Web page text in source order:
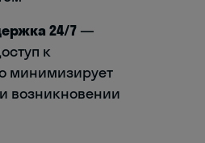
24/7—
к
минимизирует
возникновении